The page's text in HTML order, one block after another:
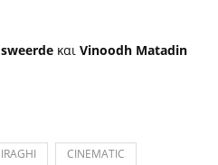
και Vinoodh Matadin
CINEMATIC